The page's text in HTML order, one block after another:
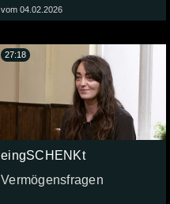
vom 04.02.2026
eingSCHENKt
Vermögensfragen
27:18